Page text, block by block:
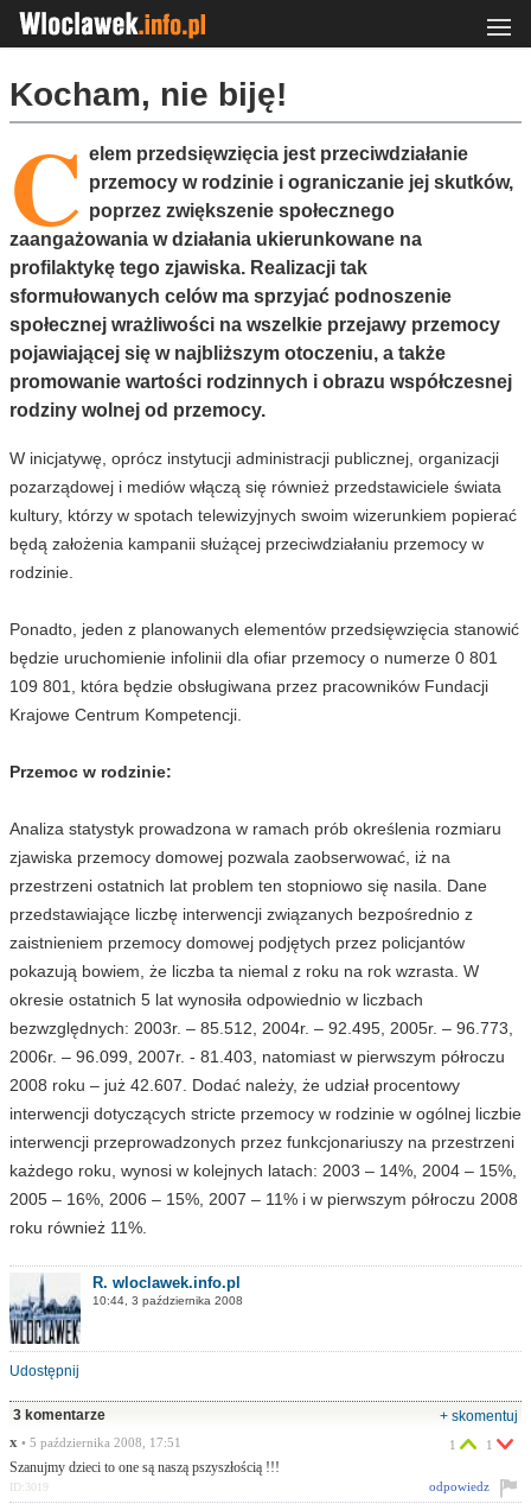
Kocham, nie biję!
C elem przedsięwzięcia jest przeciwdziałanie
przemocy w rodzinie i ograniczanie jej skutków,
poprzez zwiększenie społecznego
zaangażowania w działania ukierunkowane na
profilaktykę tego zjawiska. Realizacji tak
sformułowanych celów ma sprzyjać podnoszenie
społecznej wrażliwości na wszelkie przejawy przemocy
pojawiającej się w najbliższym otoczeniu, a także
promowanie wartości rodzinnych i obrazu współczesnej
rodziny wolnej od przemocy.
W inicjatywę, oprócz instytucji administracji publicznej, organizacji
pozarządowej i mediów włączą się również przedstawiciele świata
kultury, którzy w spotach telewizyjnych swoim wizerunkiem popierać
będą założenia kampanii służącej przeciwdziałaniu przemocy w
rodzinie.
Ponadto, jeden z planowanych elementów przedsięwzięcia stanowić
będzie uruchomienie infolinii dla ofiar przemocy o numerze 0 801
109 801, która będzie obsługiwana przez pracowników Fundacji
Krajowe Centrum Kompetencji.
Przemoc w rodzinie:
Analiza statystyk prowadzona w ramach prób określenia rozmiaru
zjawiska przemocy domowej pozwala zaobserwować, iż na
przestrzeni ostatnich lat problem ten stopniowo się nasila. Dane
przedstawiające liczbę interwencji związanych bezpośrednio z
zaistnieniem przemocy domowej podjętych przez policjantów
pokazują bowiem, że liczba ta niemal z roku na rok wzrasta. W
okresie ostatnich 5 lat wynosiła odpowiednio w liczbach
bezwzględnych: 2003r. – 85.512, 2004r. – 92.495, 2005r. – 96.773,
2006r. – 96.099, 2007r. - 81.403, natomiast w pierwszym półroczu
2008 roku – już 42.607. Dodać należy, że udział procentowy
interwencji dotyczących stricte przemocy w rodzinie w ogólnej liczbie
interwencji przeprowadzonych przez funkcjonariuszy na przestrzeni
każdego roku, wynosi w kolejnych latach: 2003 – 14%, 2004 – 15%,
2005 – 16%, 2006 – 15%, 2007 – 11% i w pierwszym półroczu 2008
roku również 11%.
R. wloclawek.info.pl
10:44, 3 października 2008
Udostępnij
3 komentarze
+ skomentuj
x • 5 października 2008, 17:51
Szanujmy dzieci to one są naszą pszyszłością !!!
1 1
odpowiedz
ID:3019